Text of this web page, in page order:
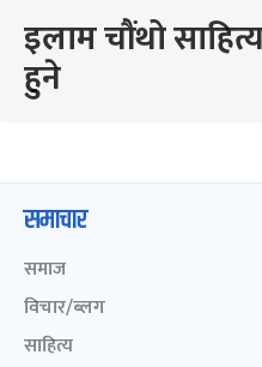
इलाम चौंथो
हुने
समाचार
समाज
विचार/ब्लग
साहित्य